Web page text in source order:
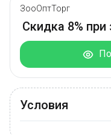
ЗооОптТорг
Скидка 8% при
Условия